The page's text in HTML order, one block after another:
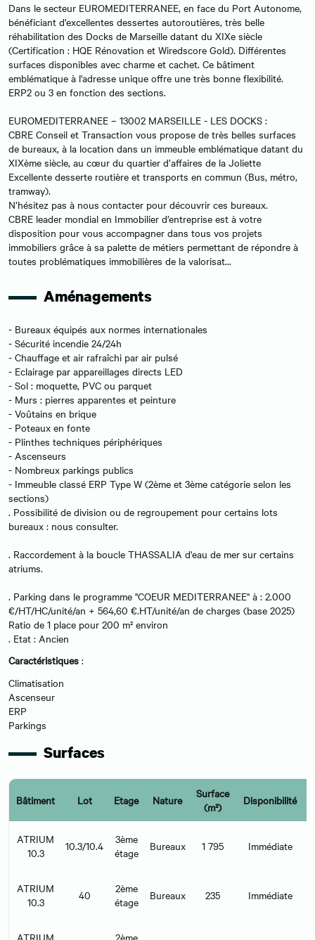
Dans le secteur EUROMEDITERRANEE, en face du Port Autonome,
bénéficiant d'excellentes dessertes autoroutières, très belle
réhabilitation des Docks de Marseille datant du XIXe siècle
(Certification : HQE Rénovation et Wiredscore Gold). Différentes
surfaces disponibles avec charme et cachet. Ce bâtiment
emblématique à l'adresse unique offre une très bonne flexibilité.
ERP2 ou 3 en fonction des sections.
EUROMEDITERRANEE – 13002 MARSEILLE - LES DOCKS :
CBRE Conseil et Transaction vous propose de très belles surfaces
de bureaux, à la location dans un immeuble emblématique datant du
XIXème siècle, au cœur du quartier d’affaires de la Joliette
Excellente desserte routière et transports en commun (Bus, métro,
tramway).
N’hésitez pas à nous contacter pour découvrir ces bureaux.
CBRE leader mondial en Immobilier d’entreprise est à votre
disposition pour vous accompagner dans tous vos projets
immobiliers grâce à sa palette de métiers permettant de répondre à
toutes problématiques immobilières de la valorisat...
Aménagements
- Bureaux équipés aux normes internationales
- Sécurité incendie 24/24h
- Chauffage et air rafraîchi par air pulsé
- Eclairage par appareillages directs LED
- Sol : moquette, PVC ou parquet
- Murs : pierres apparentes et peinture
- Voûtains en brique
- Poteaux en fonte
- Plinthes techniques périphériques
- Ascenseurs
- Nombreux parkings publics
- Immeuble classé ERP Type W (2ème et 3ème catégorie selon les
sections)
. Possibilité de division ou de regroupement pour certains lots
bureaux : nous consulter.
. Raccordement à la boucle THASSALIA d'eau de mer sur certains
atriums.
. Parking dans le programme "COEUR MEDITERRANEE" à : 2.000
€/HT/HC/unité/an + 564,60 €.HT/unité/an de charges (base 2025)
Ratio de 1 place pour 200 m² environ
. Etat : Ancien
Caractéristiques :
Climatisation
Ascenseur
ERP
Parkings
Surfaces
Bâtiment Lot Etage Nature
Surface
(m²)
Disponibilité
ATRIUM
10.3
10.3/10.4
3ème
étage
Bureaux 1 795 Immédiate
ATRIUM
10.3
40
2ème
étage
Bureaux 235 Immédiate
ATRIUM
2ème